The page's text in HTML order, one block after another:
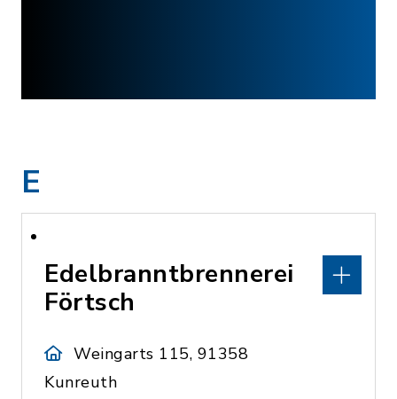
E
Edelbranntbrennerei
Förtsch
Weingarts 115, 91358
Kunreuth